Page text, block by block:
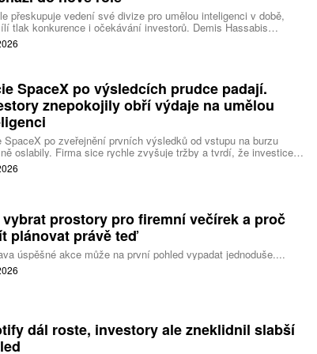
přeskupuje vedení své divize pro umělou inteligenci v době,
tlak konkurence i očekávání investorů. Demis Hassabis
každodenní řízení DeepMind a zaměří se na vývoj pokročilé
inteligence i její dopad na společnost.
SpaceX po výsledcích prudce padají.
znepokojily obří výdaje na umělou
SpaceX po zveřejnění prvních výsledků od vstupu na burzu
oslabily. Firma sice rychle zvyšuje tržby a tvrdí, že investice
inteligence se vracejí mnohem rychleji než dříve, investoři ale
zda je tempo rekordních výdajů dlouhodobě udržitelné.
prostory pro firemní večírek a proč
plánovat právě teď
úspěšné akce může na první pohled vypadat jednoduše....
dál roste, investory ale zneklidnil slabší